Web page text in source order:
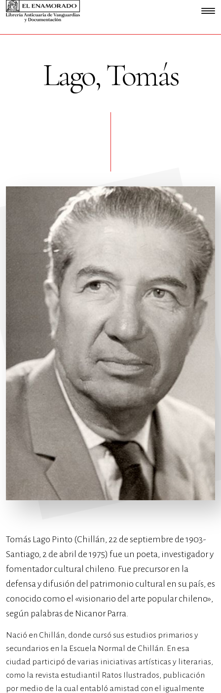
Lago, Tomás
Tomás Lago Pinto (Chillán, 22 de septiembre de 1903-
Santiago, 2 de abril de 1975) fue un poeta, investigador y
fomentador cultural chileno. Fue precursor en la
defensa y difusión del patrimonio cultural en su país, es
conocido como el «visionario del arte popular chileno»,
según palabras de Nicanor Parra.
Nació en Chillán, donde cursó sus estudios primarios y
secundarios en la Escuela Normal de Chillán. En esa
ciudad participó de varias iniciativas artísticas y literarias,
como la revista estudiantil Ratos Ilustrados, publicación
por medio de la cual entabló amistad con el igualmente